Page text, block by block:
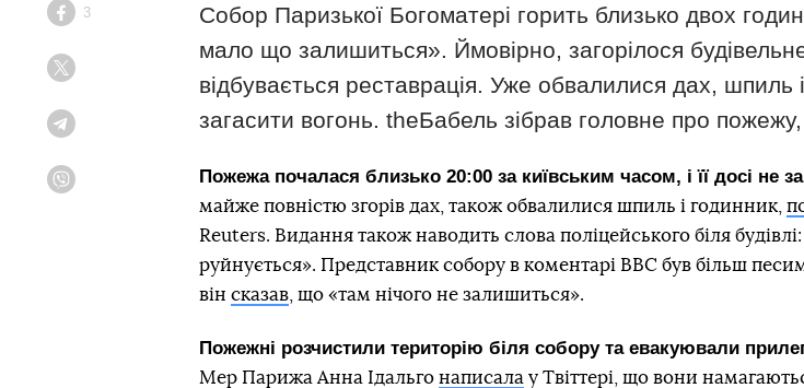
Facebook
3
Собор Паризької Богоматері горить близько двох
мало що залишиться». Ймовірно, загорілося
відбувається реставрація. Уже обвалилися дах,
загасити вогонь. theБабель зібрав головне про
Пожежа почалася близько 20:00 за київським часом, і її досі не
майже повністю згорів дах, також обвалилися шпиль і годинник,
Reuters. Видання також наводить слова поліцейського біля
руйнується». Представник собору в коментарі BBC був більш
він сказав , що «там нічого не залишиться».
Пожежні розчистили територію біля собору та евакуювали
Мер Парижа Анна Ідальго написала у Твіттері, що вони